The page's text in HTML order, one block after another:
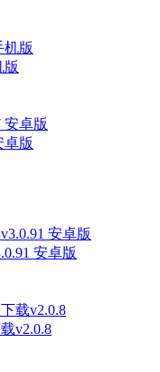
版
卓版
安卓版
v2.0.8